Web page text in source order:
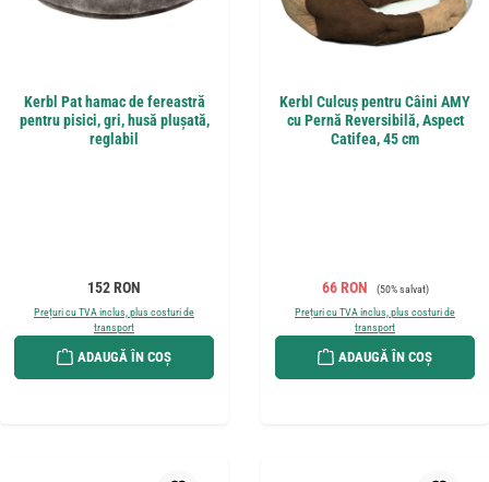
Kerbl Pat hamac de fereastră
pentru pisici, gri, husă plușată,
reglabil
Preț obișnuit:
152 RON
Prețuri cu TVA inclus, plus costuri de
transport
ADAUGĂ ÎN COȘ
Kerbl Culcuș pentru Câini AMY
cu Pernă Reversibilă, Aspect
Catifea, 45 cm
Preț de vânzare:
66 RON Preț obișnuit:
(50% salvat)
Prețuri cu TVA inclus, plus costuri de
transport
ADAUGĂ ÎN COȘ